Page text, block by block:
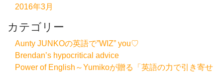
2016年3月
カテゴリー
Aunty JUNKOの英語で”WIZ” you♡
Brendan’s hypocritical advice
Power of English～Yumikoが贈る「英語の力で引き寄せ